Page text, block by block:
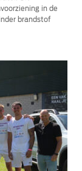
in de
brandstof